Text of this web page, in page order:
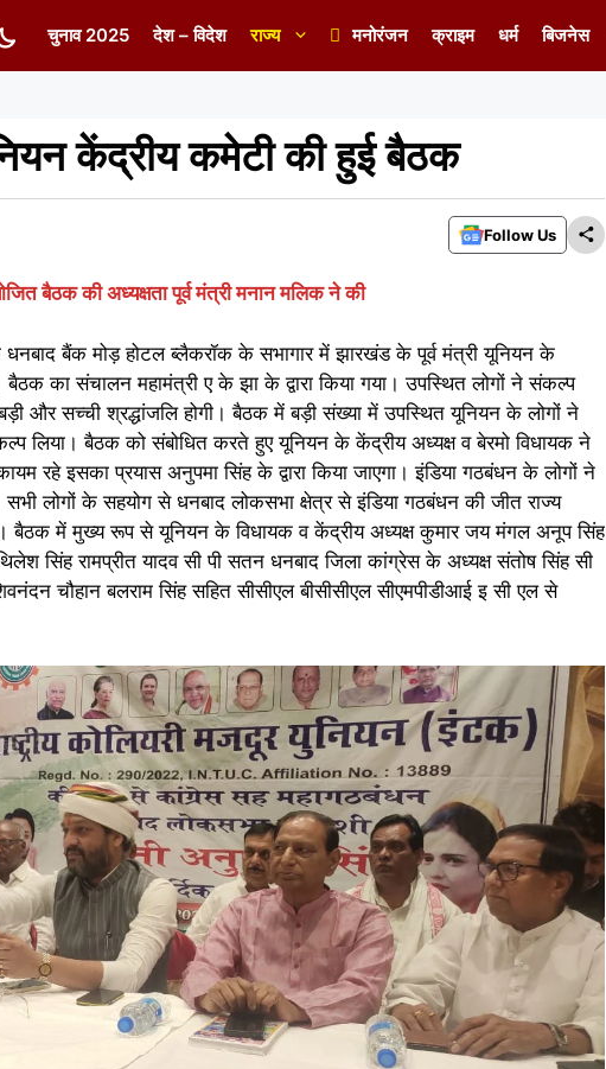
चुनाव 2025 देश – विदेश राज्य मनोरंजन क्राइम धर्म बिजनेस
केंद्रीय कमेटी की हुई बैठक
Follow Us
बैठक की अध्यक्षता पूर्व मंत्री मनान मलिक ने की
धनबाद बैंक मोड़ होटल ब्लैकरॉक के सभागार में झारखंड के पूर्व मंत्री यूनियन के
का संचालन महामंत्री ए के झा के द्वारा किया गया। उपस्थित लोगों ने संकल्प
और सच्ची श्रद्धांजलि होगी। बैठक में बड़ी संख्या में उपस्थित यूनियन के लोगों ने
लिया। बैठक को संबोधित करते हुए यूनियन के केंद्रीय अध्यक्ष व बेरमो विधायक ने
रहे इसका प्रयास अनुपमा सिंह के द्वारा किया जाएगा। इंडिया गठबंधन के लोगों ने
लोगों के सहयोग से धनबाद लोकसभा क्षेत्र से इंडिया गठबंधन की जीत राज्य
बैठक में मुख्य रूप से यूनियन के विधायक व केंद्रीय अध्यक्ष कुमार जय मंगल अनूप सिंह
सिंह रामप्रीत यादव सी पी सतन धनबाद जिला कांग्रेस के अध्यक्ष संतोष सिंह सी
चौहान बलराम सिंह सहित सीसीएल बीसीसीएल सीएमपीडीआई इ सी एल से